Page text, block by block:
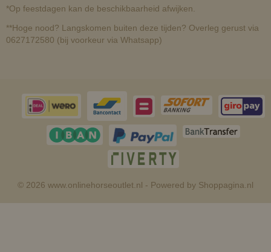
*Op feestdagen kan de beschikbaarheid afwijken.
**Hoge nood? Langskomen buiten deze tijden? Overleg gerust via
0627172580 (bij voorkeur via Whatsapp)
© 2026 www.onlinehorseoutlet.nl - Powered by Shoppagina.nl